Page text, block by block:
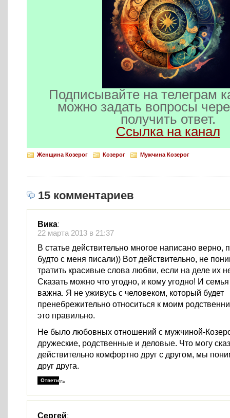
Подписывайте на телеграм
можно задать вопросы
получить ответ.
Ссылка на канал
Женщина Козерог Козерог Мужчина Козерог
15 комментариев
Вика:
22 марта 2013 в 21:37
В статье действительно многое написано верно,
будто с меня писали)) Вот действительно, не
тратить красивые слова любви, если на деле их
Сказать можно что угодно, и кому угодно! И
важна. Я не уживусь с человеком, который будет
пренебрежительно относиться к моим
это правильно.
Не было любовных отношений с мужчиной-
дружеские, родственные и деловые. Что могу
действительно комфортно друг с другом, мы
друг друга.
Ответить
Сергей: